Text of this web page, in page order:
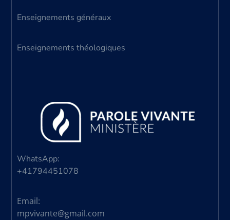
Enseignements généraux
Enseignements théologiques
WhatsApp:
+41794451078
Email:
mpvivante@gmail.com